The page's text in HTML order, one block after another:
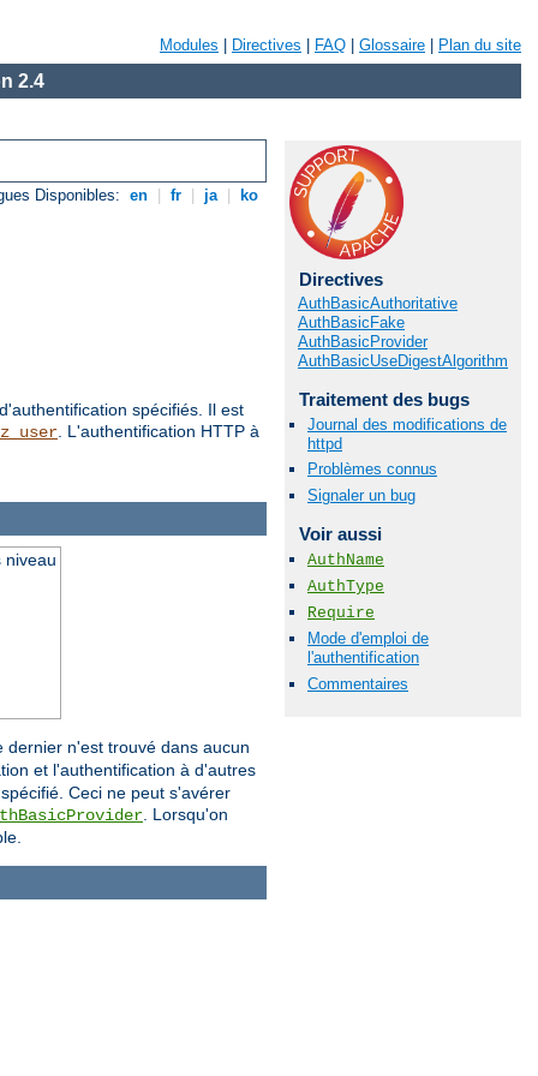
Modules Directives FAQ Glossaire Plan du site
2.4
Disponibles: en fr ja ko
spécifiés. Il est
. L'authentification HTTP à
Directives
AuthBasicAuthoritative
AuthBasicFake
AuthBasicProvider
AuthBasicUseDigestAlgorithm
Traitement des bugs
Journal des modifications de
httpd
Problèmes connus
Signaler un bug
Voir aussi
AuthName
AuthType
Require
Mode d'emploi de
l'authentification
Commentaires
niveau
n'est trouvé dans aucun
et l'authentification à d'autres
Ceci ne peut s'avérer
. Lorsqu'on